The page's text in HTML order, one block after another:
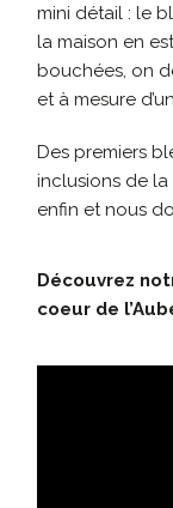
mini détail : le
la maison en
bouchées, on
et à mesure
Des premiers
inclusions de
enfin et nous
Découvrez
coeur de